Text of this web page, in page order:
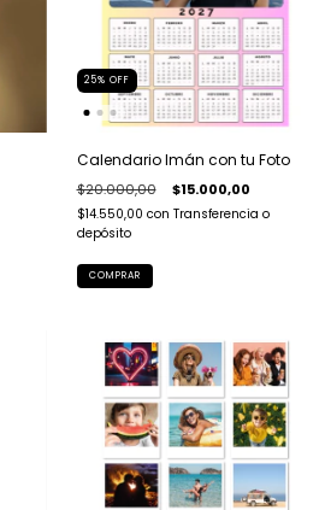
25% OFF
Calendario Imán con tu Foto
$20.000,00 $15.000,00
$14.550,00 con Transferencia o
depósito
COMPRAR